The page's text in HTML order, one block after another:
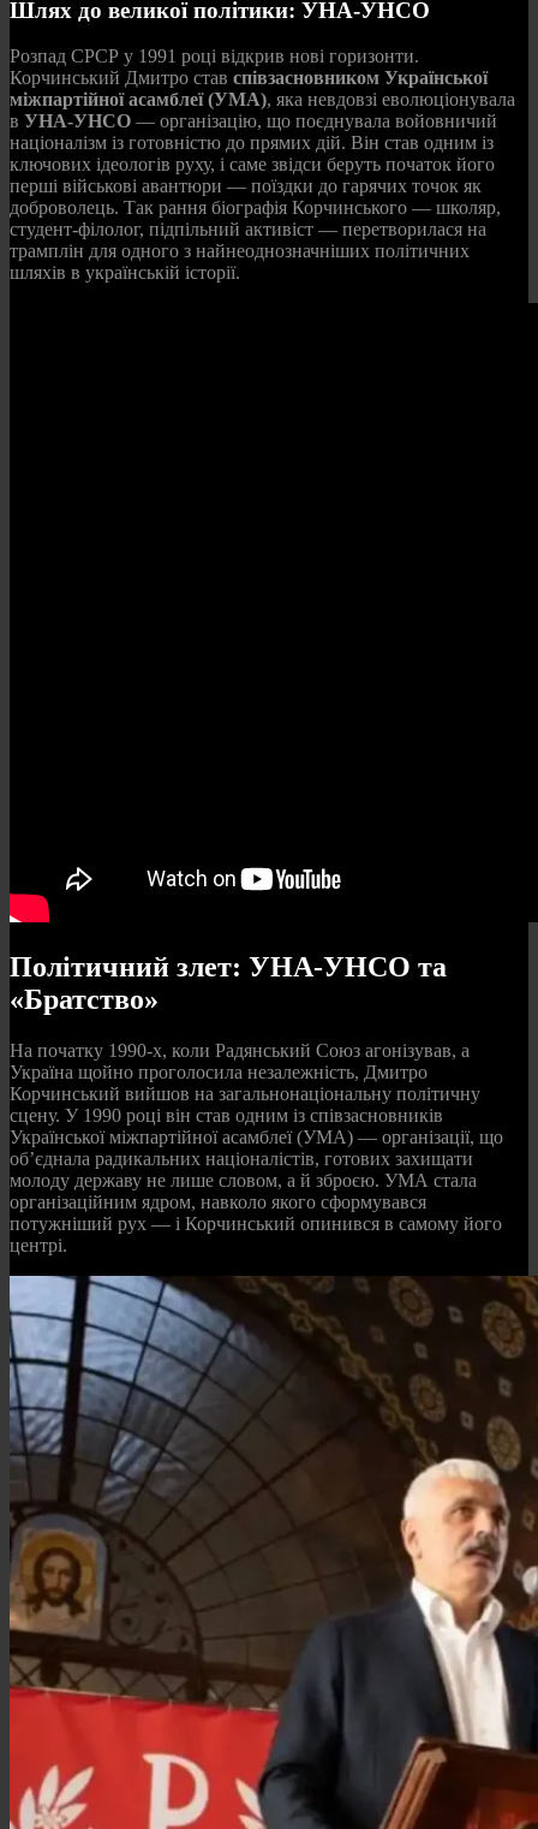
Шлях до великої політики: УНА-УНСО
Розпад СРСР у 1991 році відкрив нові горизонти.
Корчинський Дмитро став співзасновником Української
міжпартійної асамблеї (УМА), яка невдовзі еволюціонувала
в УНА-УНСО — організацію, що поєднувала войовничий
націоналізм із готовністю до прямих дій. Він став одним із
ключових ідеологів руху, і саме звідси беруть початок його
перші військові авантюри — поїздки до гарячих точок як
доброволець. Так рання біографія Корчинського — школяр,
студент-філолог, підпільний активіст — перетворилася на
трамплін для одного з найнеоднозначніших політичних
шляхів в українській історії.
Політичний злет: УНА-УНСО та
«Братство»
На початку 1990-х, коли Радянський Союз агонізував, а
Україна щойно проголосила незалежність, Дмитро
Корчинський вийшов на загальнонаціональну політичну
сцену. У 1990 році він став одним із співзасновників
Української міжпартійної асамблеї (УМА) — організації, що
об’єднала радикальних націоналістів, готових захищати
молоду державу не лише словом, а й зброєю. УМА стала
організаційним ядром, навколо якого сформувався
потужніший рух — і Корчинський опинився в самому його
центрі.